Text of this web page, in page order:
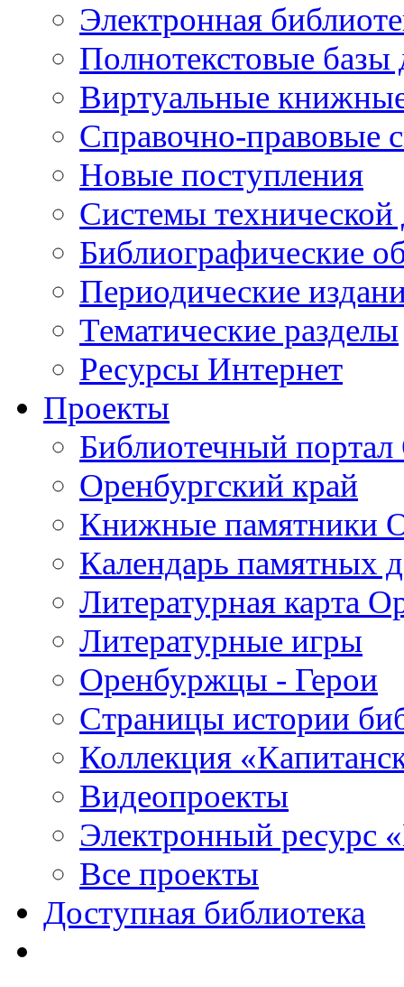
Электронная
Полнотекстовые
Виртуальные
Справочно-правовые
Новые поступления
Cистемы
Библиографические
Периодические
Тематические разделы
Ресурсы Интернет
Проекты
Библиотечный портал
Оренбургский край
Книжные памятники
Календарь памятных
Литературная карта
Литературные игры
Оренбуржцы - Герои
Страницы истории
Коллекция
Видеопроекты
Электронный ресурс
Все проекты
Доступная библиотека